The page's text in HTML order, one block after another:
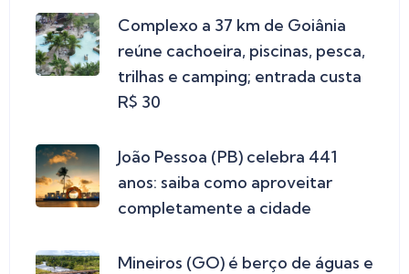
Complexo a 37 km de Goiânia
reúne cachoeira, piscinas, pesca,
trilhas e camping; entrada custa
R$ 30
João Pessoa (PB) celebra 441
anos: saiba como aproveitar
completamente a cidade
Mineiros (GO) é berço de águas e